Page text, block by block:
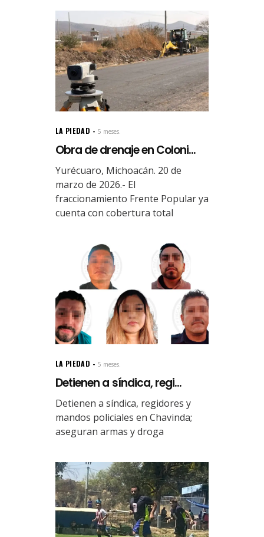
LA PIEDAD 5 meses.
Obra de drenaje en Coloni...
Yurécuaro, Michoacán. 20 de
marzo de 2026.- El
fraccionamiento Frente Popular ya
cuenta con cobertura total
LA PIEDAD 5 meses.
Detienen a síndica, regi...
Detienen a síndica, regidores y
mandos policiales en Chavinda;
aseguran armas y droga